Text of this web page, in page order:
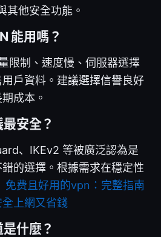
其他安全功能。
能用嗎？
限制、速度慢、伺服器選擇
戶資料。建議選擇信譽良好
成本。
安全？
、IKEv2 等被廣泛認為是
的選擇。根據需求在穩定性
免费且好用的vpn：完整指南
上網又省錢
什麼？